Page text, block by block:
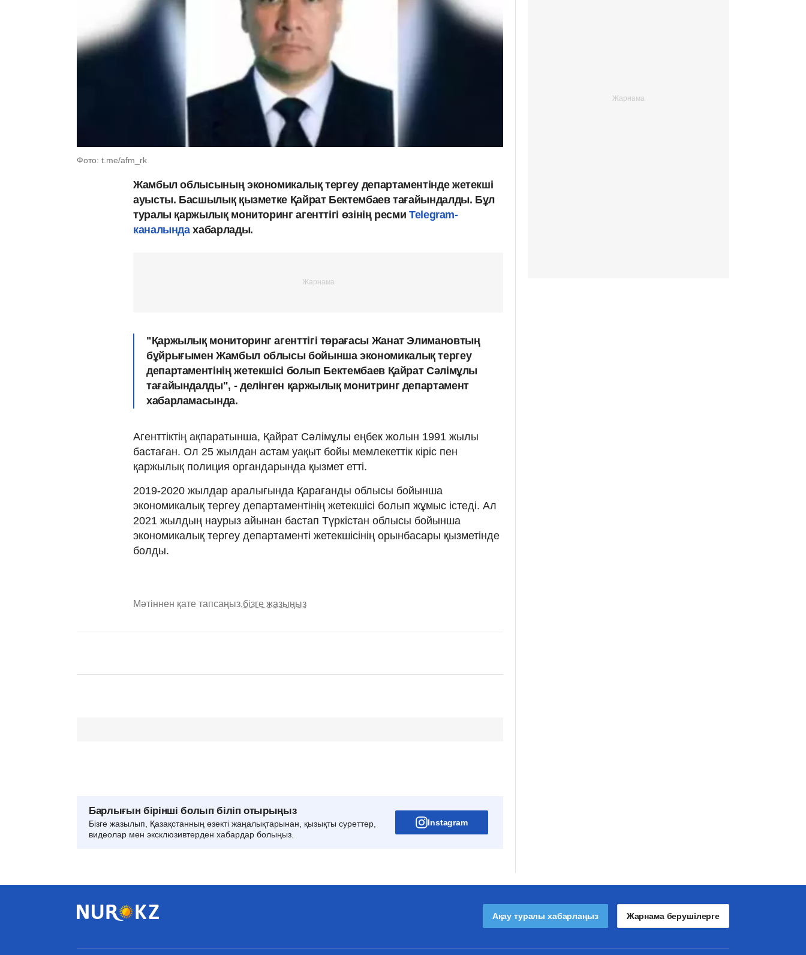
Фото: t.me/afm_rk
Жамбыл облысының экономикалық тергеу департаментінде жетекші
ауысты. Басшылық қызметке Қайрат Бектембаев тағайындалды. Бұл
туралы қаржылық мониторинг агенттігі өзінің ресмиTelegram-
каналындахабарлады.
"Қаржылық мониторинг агенттігі төрағасы Жанат Элимановтың
бұйрығымен Жамбыл облысы бойынша экономикалық тергеу
департаментінің жетекшісі болып Бектембаев Қайрат Сәлімұлы
тағайындалды", - делінген қаржылық монитринг департамент
хабарламасында.
Агенттіктің ақпаратынша, Қайрат Сәлімұлы еңбек жолын 1991 жылы
бастаған. Ол 25 жылдан астам уақыт бойы мемлекеттік кіріс пен
қаржылық полиция органдарында қызмет етті.
2019-2020 жылдар аралығында Қарағанды облысы бойынша
экономикалық тергеу департаментінің жетекшісі болып жұмыс істеді. Ал
2021 жылдың наурыз айынан бастап Түркістан облысы бойынша
экономикалық тергеу департаменті жетекшісінің орынбасары қызметінде
болды.
Мәтіннен қате тапсаңыз,бізге жазыңыз
Барлығын бірінші болып біліп отырыңыз
Бізге жазылып, Қазақстанның өзекті жаңалықтарынан, қызықты суреттер,
видеолар мен эксклюзивтерден хабардар болыңыз.
Instagram
Ақау туралы хабарлаңыз Жарнама берушілерге